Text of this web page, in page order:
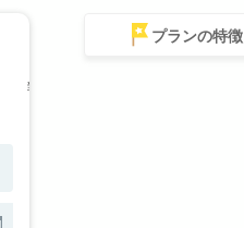
当日予約OK
プランの特徴